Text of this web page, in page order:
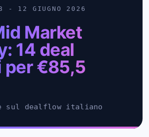
8 - 12 GIUGNO 2026
Market
14 deal
per €85,5
sul dealflow italiano